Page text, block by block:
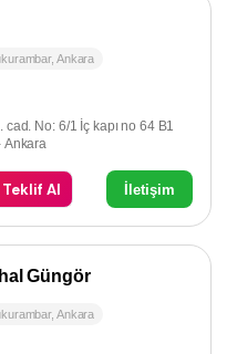
, Ankara
No: 6/1 İç kapı no 64 B1
Ankara
Al İletişim
Güngör
, Ankara